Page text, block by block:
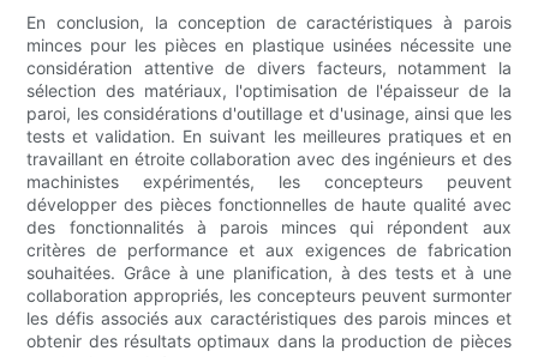
En conclusion, la conception de caractéristiques à parois
minces pour les pièces en plastique usinées nécessite une
considération attentive de divers facteurs, notamment la
sélection des matériaux, l'optimisation de l'épaisseur de la
paroi, les considérations d'outillage et d'usinage, ainsi que les
tests et validation. En suivant les meilleures pratiques et en
travaillant en étroite collaboration avec des ingénieurs et des
machinistes expérimentés, les concepteurs peuvent
développer des pièces fonctionnelles de haute qualité avec
des fonctionnalités à parois minces qui répondent aux
critères de performance et aux exigences de fabrication
souhaitées. Grâce à une planification, à des tests et à une
collaboration appropriés, les concepteurs peuvent surmonter
les défis associés aux caractéristiques des parois minces et
obtenir des résultats optimaux dans la production de pièces